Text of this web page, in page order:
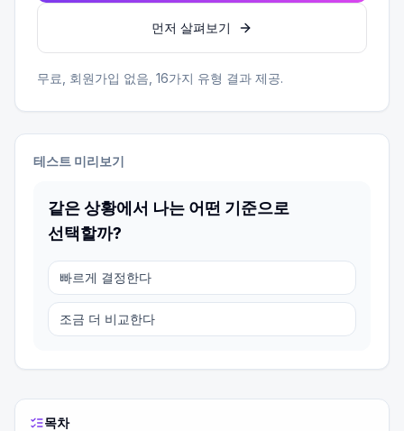
먼저 살펴보기
무료, 회원가입 없음, 16가지 유형 결과 제공.
테스트 미리보기
같은 상황에서 나는 어떤 기준으로
선택할까?
빠르게 결정한다
조금 더 비교한다
목차